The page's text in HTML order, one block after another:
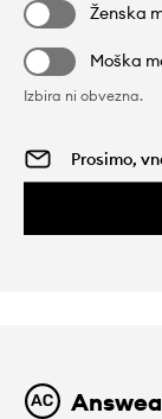
Ženska
Moška
Izbira ni obvezna.